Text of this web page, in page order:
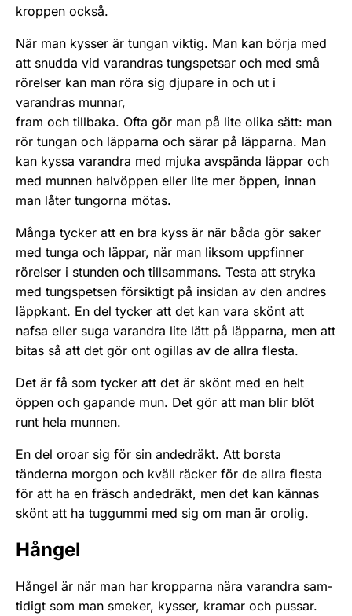
kroppen också.
När man kysser är tungan viktig. Man kan börja med
att snudda vid varandras tungspetsar och med små
rörelser kan man röra sig djupare in och ut i
varandras munnar,
fram och tillbaka. Ofta gör man på lite olika sätt: man
rör tungan och läpparna och särar på läpparna. Man
kan kyssa varandra med mjuka avspända läppar och
med munnen halvöppen eller lite mer öppen, innan
man låter tungorna mötas.
Många tycker att en bra kyss är när båda gör saker
med tunga och läppar, när man liksom uppfinner
rörelser i stunden och tillsammans. Testa att stryka
med tungspetsen försiktigt på insidan av den andres
läppkant. En del tycker att det kan vara skönt att
nafsa eller suga varandra lite lätt på läpparna, men att
bitas så att det gör ont ogillas av de allra flesta.
Det är få som tycker att det är skönt med en helt
öppen och gapande mun. Det gör att man blir blöt
runt hela munnen.
En del oroar sig för sin andedräkt. Att borsta
tänderna morgon och kväll räcker för de allra flesta
för att ha en fräsch andedräkt, men det kan kännas
skönt att ha tuggummi med sig om man är orolig.
Hångel
Hångel är när man har kropparna nära varandra sam­
tidigt som man smeker, kysser, kramar och pussar.